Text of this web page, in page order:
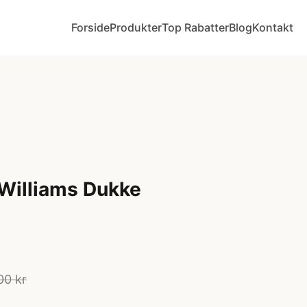
ForsideProdukterTop RabatterBlogKontakt
Dukke
kr